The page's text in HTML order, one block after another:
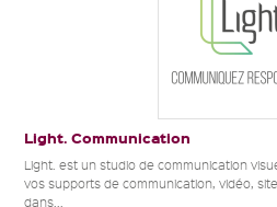
Light. Communication
Light. est un studio de communication
vos supports de communication, vidéo,
dans...